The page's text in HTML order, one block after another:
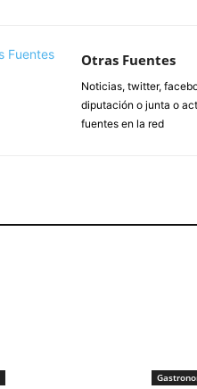
Otras Fuentes
Noticias, twitter,
diputación o junta o
fuentes en la red